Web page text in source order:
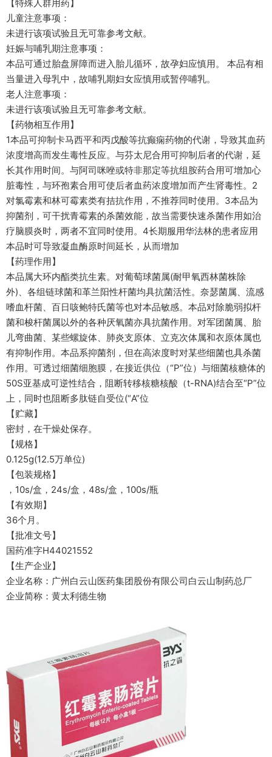
【特殊人群用药】
儿童注意事项：
未进行该项试验且无可靠参考文献。
妊娠与哺乳期注意事项：
本品可通过胎盘屏障而进入胎儿循环，故孕妇应慎用。 本品有相
当量进入母乳中，故哺乳期妇女应慎用或暂停哺乳。
老人注意事项：
未进行该项试验且无可靠参考文献。
【药物相互作用】
1本品可抑制卡马西平和丙戊酸等抗癫痫药物的代谢，导致其血药
浓度增高而发生毒性反应。与芬太尼合用可抑制后者的代谢，延
长其作用时间。与阿司咪唑或特非那定等抗组胺药合用可增加心
脏毒性，与环孢素合用可使后者血药浓度增加而产生肾毒性。2
对氯霉素和林可霉素类有拮抗作用，不推荐同时使用。3本品为
抑菌剂，可干扰青霉素的杀菌效能，故当需要快速杀菌作用如治
疗脑膜炎时，两者不宜同时使用。4长期服用华法林的患者应用
本品时可导致凝血酶原时间延长，从而增加
【药理作用】
本品属大环内酯类抗生素。对葡萄球菌属(耐甲氧西林菌株除
外)、各组链球菌和革兰阳性杆菌均具抗菌活性。奈瑟菌属、流感
嗜血杆菌、百日咳鲍特氏菌等也对本品敏感。本品对除脆弱拟杆
菌和梭杆菌属以外的各种厌氧菌亦具抗菌作用。对军团菌属、胎
儿弯曲菌、某些螺旋体、肺炎支原体、立克次体属和衣原体属也
有抑制作用。本品系抑菌剂，但在高浓度时对某些细菌也具杀菌
作用。可透过细菌细胞膜，在接近供位（“P”位）与细菌核糖体的
50S亚基成可逆性结合，阻断转移核糖核酸（t-RNA)结合至“P”位
上，同时也阻断多肽链自受位(“A”位
【贮藏】
密封，在干燥处保存。
【规格】
0.125g(12.5万单位)
【包装规格】
，10s/盒，24s/盒，48s/盒，100s/瓶
【有效期】
36个月。
【批准文号】
国药准字H44021552
【生产企业】
企业名称：广州白云山医药集团股份有限公司白云山制药总厂
企业简称：黄太利德生物